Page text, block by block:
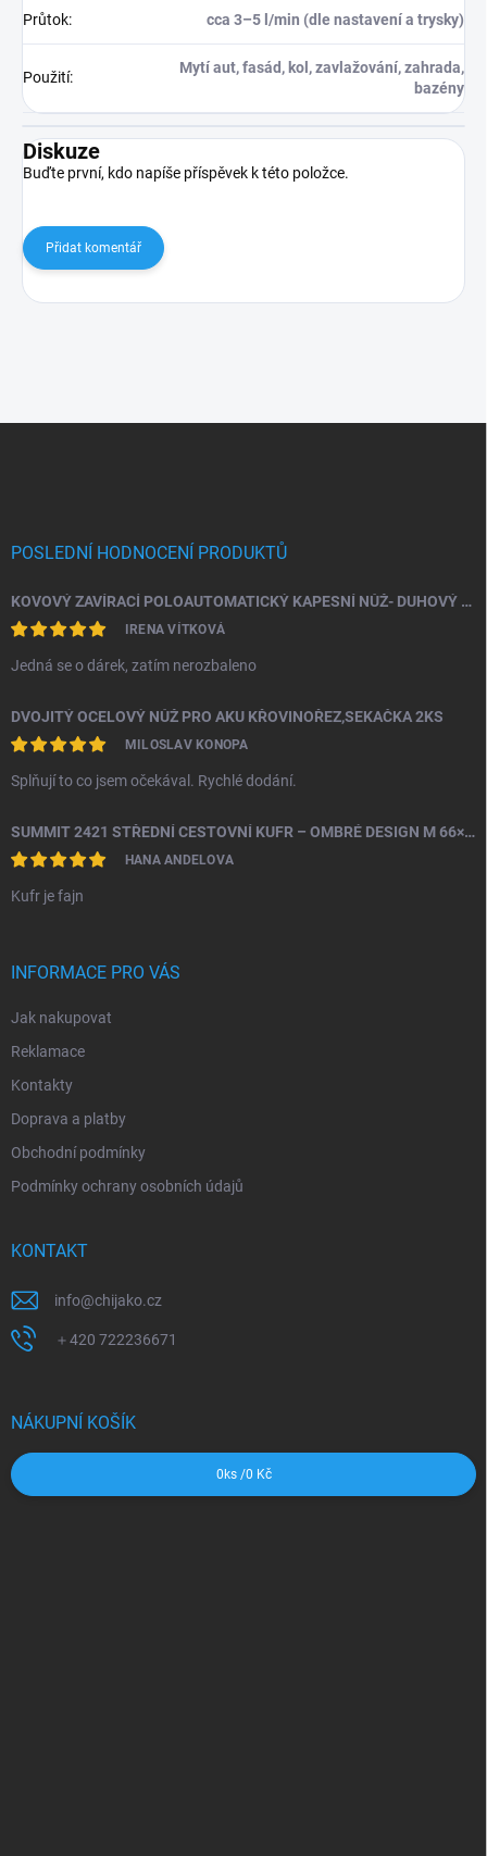
Průtok: cca 3–5 l/min (dle nastavení a trysky)
Použití:
Mytí aut, fasád, kol, zavlažování, zahrada,
bazény
Diskuze
Buďte první, kdo napíše příspěvek k této položce.
Přidat komentář
POSLEDNÍ HODNOCENÍ PRODUKTŮ
KOVOVÝ ZAVÍRACÍ POLOAUTOMATICKÝ KAPESNÍ NŮŽ- DUHOVÝ ŠTÍR
IRENA VÍTKOVÁ
Jedná se o dárek, zatím nerozbaleno
DVOJITÝ OCELOVÝ NŮŽ PRO AKU KŘOVINOŘEZ,SEKAČKA 2KS
MILOSLAV KONOPA
Splňují to co jsem očekával. Rychlé dodání.
SUMMIT 2421 STŘEDNÍ CESTOVNÍ KUFR – OMBRÉ DESIGN M 66×43×26 CM, 24" | TSA ZÁMEK | 360° KOLA | PC MATERIÁL
HANA ANDELOVA
Kufr je fajn
INFORMACE PRO VÁS
Jak nakupovat
Reklamace
Kontakty
Doprava a platby
Obchodní podmínky
Podmínky ochrany osobních údajů
KONTAKT
info@chijako.cz
＋420 722236671
NÁKUPNÍ KOŠÍK
0ks /0 Kč